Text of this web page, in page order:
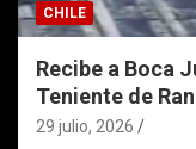
CHILE
Recibe a Boca
Teniente de
29 julio, 2026